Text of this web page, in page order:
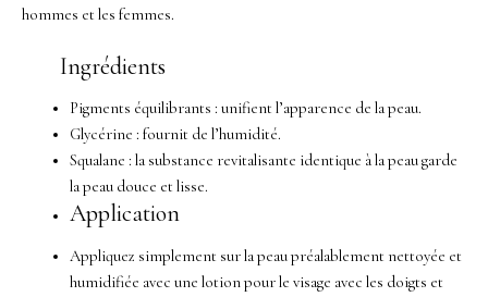
hommes et les femmes.
Ingrédients
Pigments équilibrants : unifient l’apparence de la peau.
Glycérine : fournit de l’humidité.
Squalane : la substance revitalisante identique à la peau garde
la peau douce et lisse.
Application
Appliquez simplement sur la peau préalablement nettoyée et
humidifiée avec une lotion pour le visage avec les doigts et